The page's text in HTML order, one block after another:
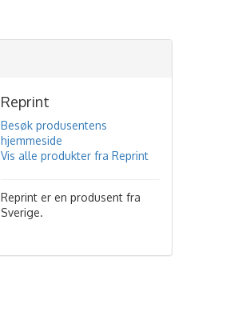
Reprint
Besøk produsentens
hjemmeside
Vis alle produkter fra Reprint
Reprint er en produsent fra
Sverige.